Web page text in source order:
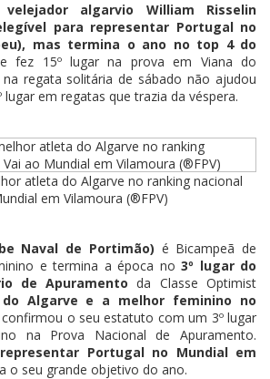
velejador algarvio William Risselin
para representar Portugal no
mas termina o ano no top 4 do
e fez 15º lugar na prova em Viana do
na regata solitária de sábado não ajudou
lugar em regatas que trazia da véspera.
atleta do Algarve no ranking nacional
em Vilamoura (®FPV)
Naval de Portimão) é Bicampeã de
e termina a época no 3º lugar do
de Apuramento da Classe Optimist
Algarve e a melhor feminino no
o seu estatuto com um 3º lugar
na Prova Nacional de Apuramento.
Portugal no Mundial em
o seu grande objetivo do ano.